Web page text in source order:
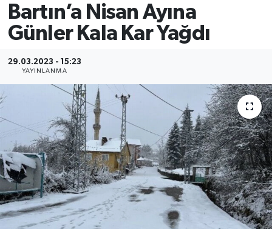
Bartın’a Nisan Ayına
Günler Kala Kar Yağdı
29.03.2023 - 15:23
YAYINLANMA
Ekonomi
Güncel
Kültür-Sanat
Magazin
Medya
Sağlık
Sinema
Süper Lig Puan Durumu ve Fikstür
Tüm Manşetler
Son Dakika Haberleri
Haber Arşivi